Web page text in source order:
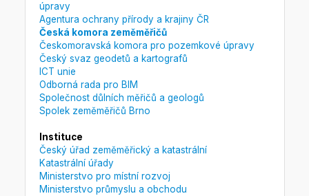
úpravy
Agentura ochrany přírody a krajiny ČR
Česká komora zeměměřičů
Českomoravská komora pro pozemkové úpravy
Český svaz geodetů a kartografů
ICT unie
Odborná rada pro BIM
Společnost důlních měřičů a geologů
Spolek zeměměřičů Brno
Instituce
Český úřad zeměměřický a katastrální
Katastrální úřady
Ministerstvo pro místní rozvoj
Ministerstvo průmyslu a obchodu